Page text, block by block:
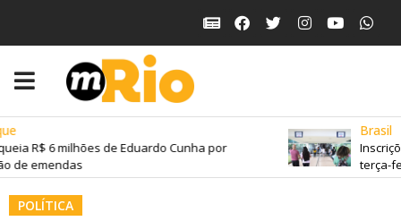
R$ 6 milhões de Eduardo Cunha por
de emendas
Brasil
terça-
POLÍTICA